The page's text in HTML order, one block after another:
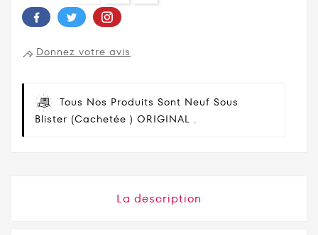
Donnez votre avis
Tous Nos Produits Sont Neuf Sous
Blister (cachetée ) ORIGINAL .
La description